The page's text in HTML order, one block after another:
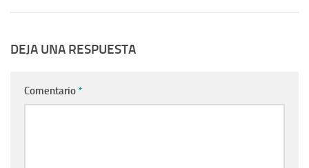
DEJA UNA RESPUESTA
Comentario *